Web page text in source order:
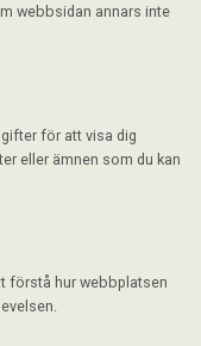
webbsidan annars inte
för att visa dig
eller ämnen som du kan
förstå hur webbplatsen